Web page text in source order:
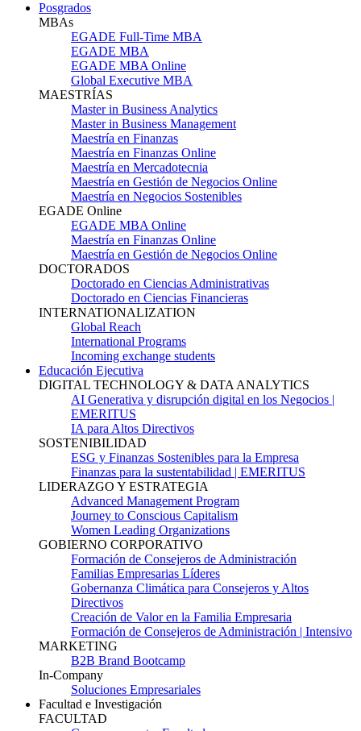
Posgrados
MBAs
EGADE Full-Time MBA
EGADE MBA
EGADE MBA Online
Global Executive MBA
MAESTRÍAS
Master in Business Analytics
Master in Business Management
Maestría en Finanzas
Maestría en Finanzas Online
Maestría en Mercadotecnia
Maestría en Gestión de Negocios Online
Maestría en Negocios Sostenibles
EGADE Online
EGADE MBA Online
Maestría en Finanzas Online
Maestría en Gestión de Negocios Online
DOCTORADOS
Doctorado en Ciencias Administrativas
Doctorado en Ciencias Financieras
INTERNATIONALIZATION
Global Reach
International Programs
Incoming exchange students
Educación Ejecutiva
DIGITAL TECHNOLOGY & DATA ANALYTICS
AI Generativa y disrupción digital en los Negocios |
EMERITUS
IA para Altos Directivos
SOSTENIBILIDAD
ESG y Finanzas Sostenibles para la Empresa
Finanzas para la sustentabilidad | EMERITUS
LIDERAZGO Y ESTRATEGIA
Advanced Management Program
Journey to Conscious Capitalism
Women Leading Organizations
GOBIERNO CORPORATIVO
Formación de Consejeros de Administración
Familias Empresarias Líderes
Gobernanza Climática para Consejeros y Altos
Directivos
Creación de Valor en la Familia Empresaria
Formación de Consejeros de Administración | Intensivo
MARKETING
B2B Brand Bootcamp
In-Company
Soluciones Empresariales
Facultad e Investigación
FACULTAD